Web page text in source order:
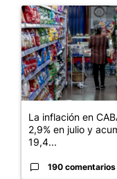
Un artículo de
La inflación en
2,9% en julio y
19,4...
190 comentarios